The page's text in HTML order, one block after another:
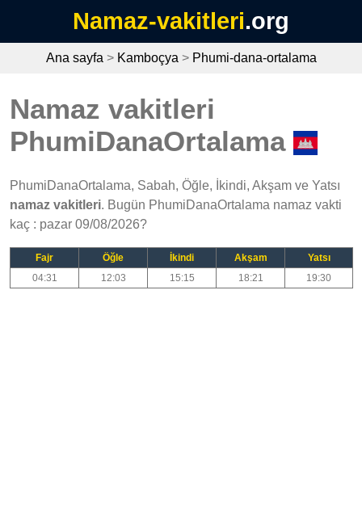
Namaz-vakitleri.org
Ana sayfa > Kamboçya > Phumi-dana-ortalama
Namaz vakitleri
PhumiDanaOrtalama
PhumiDanaOrtalama, Sabah, Öğle, İkindi, Akşam ve Yatsı
namaz vakitleri. Bugün PhumiDanaOrtalama namaz vakti
kaç : pazar 09/08/2026?
Fajr Öğle İkindi Akşam
Yatsı
04:31
12:03 15:15 18:21 19:30